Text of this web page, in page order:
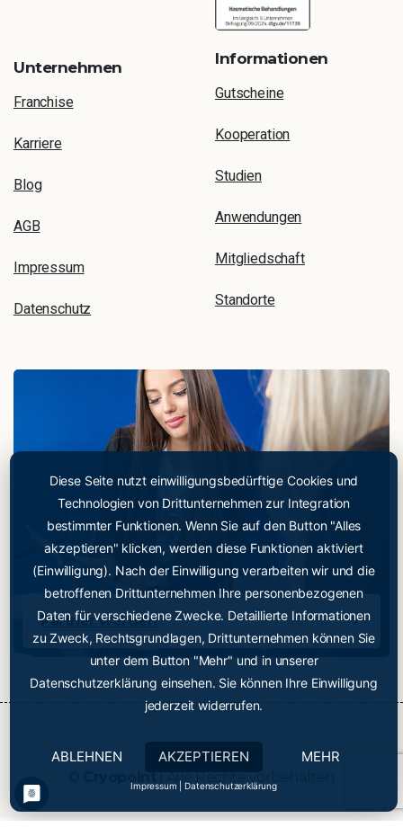
Unternehmen
Franchise
Karriere
Blog
AGB
Impressum
Datenschutz
Informationen
Gutscheine
Kooperation
Studien
Anwendungen
Mitgliedschaft
Standorte
Partner werden
| Alle Rechte vorbehalten
Cryopoint App
Sei einer der Ersten und
probiere jetzt unsere App
aus!
Cryopoint App • • Einfach Termine reservieren
Diese Seite nutzt einwilligungsbedürftige Cookies und
Technologien von Drittunternehmen zur Integration
bestimmter Funktionen. Wenn Sie auf den Button "Alles
akzeptieren" klicken, werden diese Funktionen aktiviert
(Einwilligung). Nach der Einwilligung verarbeiten wir und die
betroffenen Drittunternehmen Ihre personenbezogenen
Daten für verschiedene Zwecke. Detaillierte Informationen
zu Zweck, Rechtsgrundlagen, Drittunternehmen können Sie
unter dem Button "Mehr" und in unserer
Datenschutzerklärung einsehen. Sie können Ihre Einwilligung
jederzeit widerrufen.
ABLEHNEN AKZEPTIEREN MEHR
Impressum Datenschutzerklärung